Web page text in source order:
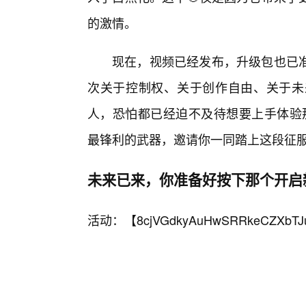
的激情。
现在，视频已经发布，升级包也已
次关于控制权、关于创作自由、关于
人，恐怕都已经迫不及待想要上手体
最锋利的武器，邀请你一同踏上这段征
未来已来，你准备好按下那个开
活动：【